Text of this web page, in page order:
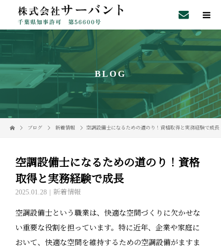
BLOG
ブログ 新着情報 空調設備士になるための道のり！資格取得と実務経験で成長
空調設備士になるための道のり！資格
取得と実務経験で成長
2025.01.28 新着情報
空調設備士という職業は、快適な空間づくりに欠かせな
い重要な役割を担っています。特に近年、企業や家庭に
おいて、快適な空間を維持するための空調設備がますま